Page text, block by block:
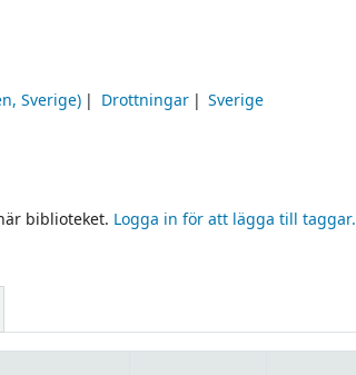
Sverige) Drottningar
Sverige
biblioteket. Logga in för att lägga till taggar.